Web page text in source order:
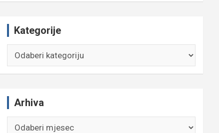
Kategorije
Arhiva